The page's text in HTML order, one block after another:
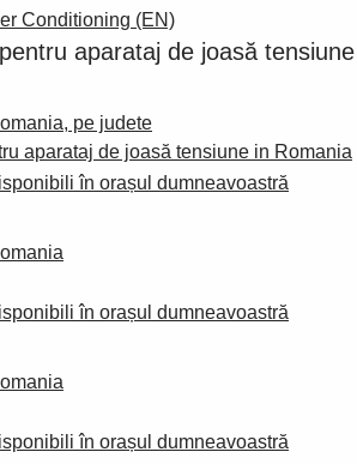
Conditioning (EN)
aparataj de joasă tensiune
pe judete
aparataj de joasă tensiune in Romania
în orașul dumneavoastră
în orașul dumneavoastră
în orașul dumneavoastră